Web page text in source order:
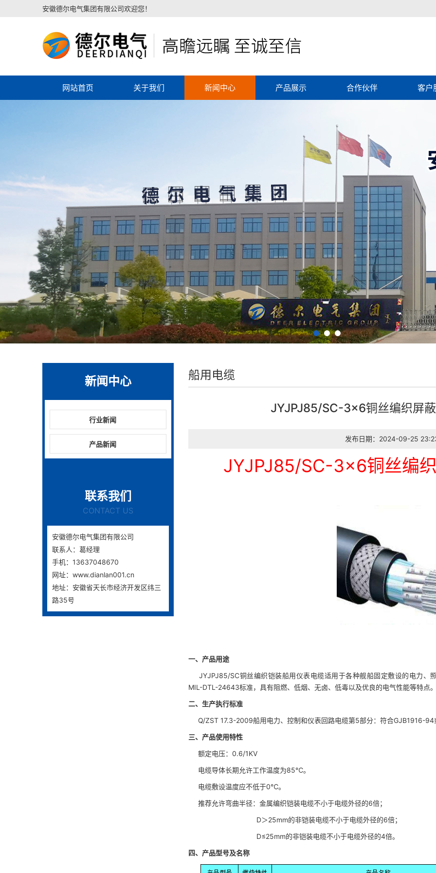
安徽德尔电气集团有限公司欢迎您！
网站首页 关于我们 新闻中心 产品展示 合作伙伴 客户
新闻中心
行业新闻
产品新闻
联系我们
CONTACT US
安徽德尔电气集团有限公司
联系人：葛经理
手机：13637048670
网址：www.dianlan001.cn
地址：安徽省天长市经济开发区纬三
路35号
船用电缆
JYJPJ85/SC-3×6铜丝编织屏
发布日期：2024-09-25
JYJPJ85/SC-3×6铜丝编
一、产品用途
JYJPJ85/SC铜丝编织铠装船用仪表电缆适用于各种舰船固定敷设的电力
MIL-DTL-24643标准，具有阻燃、低烟、无卤、低毒以及优良的电气性能等特点
二、生产执行标准
Q/ZST 17.3-2009船用电力、控制和仪表回路电缆第5部分：符合GJB1916-
三、产品使用特性
额定电压：0.6/1KV
电缆导体长期允许工作温度为85℃。
电缆敷设温度应不低于0℃。
推荐允许弯曲半径：金属编织铠装电缆不小于电缆外径的6倍；
D＞25mm的非铠装电缆不小于电缆外径的6倍；
D≤25mm的非铠装电缆不小于电缆外径的4倍。
四、产品型号及名称